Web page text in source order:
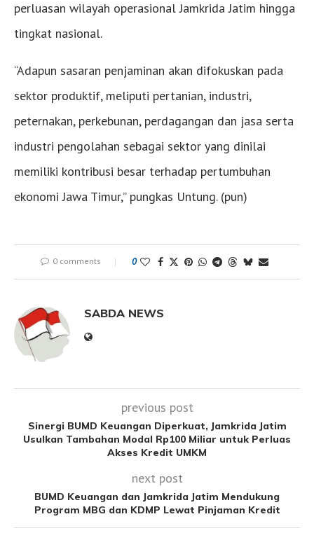
perluasan wilayah operasional Jamkrida Jatim hingga
tingkat nasional.
“Adapun sasaran penjaminan akan difokuskan pada
sektor produktif, meliputi pertanian, industri,
peternakan, perkebunan, perdagangan dan jasa serta
industri pengolahan sebagai sektor yang dinilai
memiliki kontribusi besar terhadap pertumbuhan
ekonomi Jawa Timur,” pungkas Untung. (pun)
0 comments 0
SABDA NEWS
previous post
Sinergi BUMD Keuangan Diperkuat, Jamkrida Jatim
Usulkan Tambahan Modal Rp100 Miliar untuk Perluas
Akses Kredit UMKM
next post
BUMD Keuangan dan Jamkrida Jatim Mendukung
Program MBG dan KDMP Lewat Pinjaman Kredit